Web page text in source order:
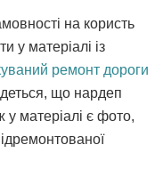
на користь
у матеріалі із
ремонт дороги
що нардеп
матеріалі є фото,